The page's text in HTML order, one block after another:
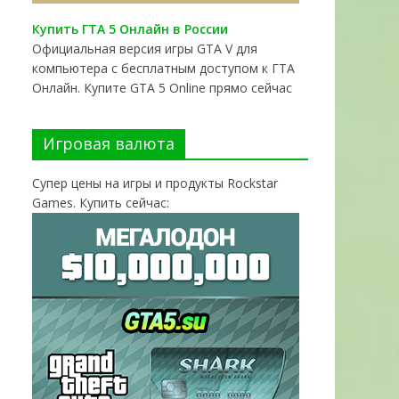
Купить ГТА 5 Онлайн в России
Официальная версия игры GTA V для
компьютера с бесплатным доступом к ГТА
Онлайн. Купите GTA 5 Online прямо сейчас
Игровая валюта
Супер цены на игры и продукты Rockstar
Games. Купить сейчас: